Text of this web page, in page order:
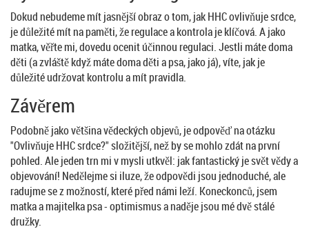
Dokud nebudeme mít jasnější obraz o tom, jak HHC ovlivňuje srdce,
je důležité mít na paměti, že regulace a kontrola je klíčová. A jako
matka, věřte mi, dovedu ocenit účinnou regulaci. Jestli máte doma
děti (a zvláště když máte doma děti a psa, jako já), víte, jak je
důležité udržovat kontrolu a mít pravidla.
Závěrem
Podobně jako většina vědeckých objevů, je odpověď na otázku
"Ovlivňuje HHC srdce?" složitější, než by se mohlo zdát na první
pohled. Ale jeden trn mi v mysli utkvěl: jak fantastický je svět vědy a
objevování! Nedělejme si iluze, že odpovědi jsou jednoduché, ale
radujme se z možností, které před námi leží. Koneckonců, jsem
matka a majitelka psa - optimismus a naděje jsou mé dvě stálé
družky.